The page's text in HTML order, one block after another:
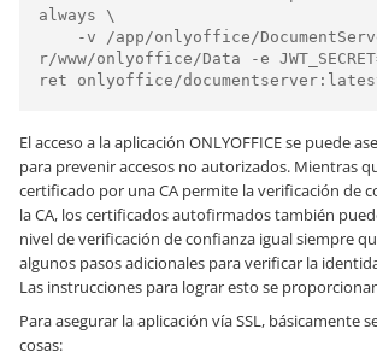
always \
r/www/onlyoffice/Data -e
El acceso a la aplicación ONLYOFFICE se puede
para prevenir accesos no autorizados. Mientras
certificado por una CA permite la verificación de
la CA, los certificados autofirmados también
nivel de verificación de confianza igual siempre
algunos pasos adicionales para verificar la
Las instrucciones para lograr esto se
Para asegurar la aplicación vía SSL, básicamente
cosas: